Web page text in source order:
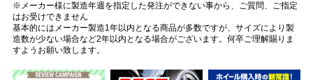
※メーカー様に製造年週を指定した発注ができない事から、ご質問、ご指定
はお受けできません
基本的にはメーカー製造1年以内となる商品が多数ですが、サイズにより製
造数が少ない場合など2年以内となる場合がございます。何卒ご理解賜りま
すようお願い致します。